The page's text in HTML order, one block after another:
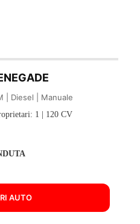
| Diesel | Manuale
1 | 120 CV
AUTO